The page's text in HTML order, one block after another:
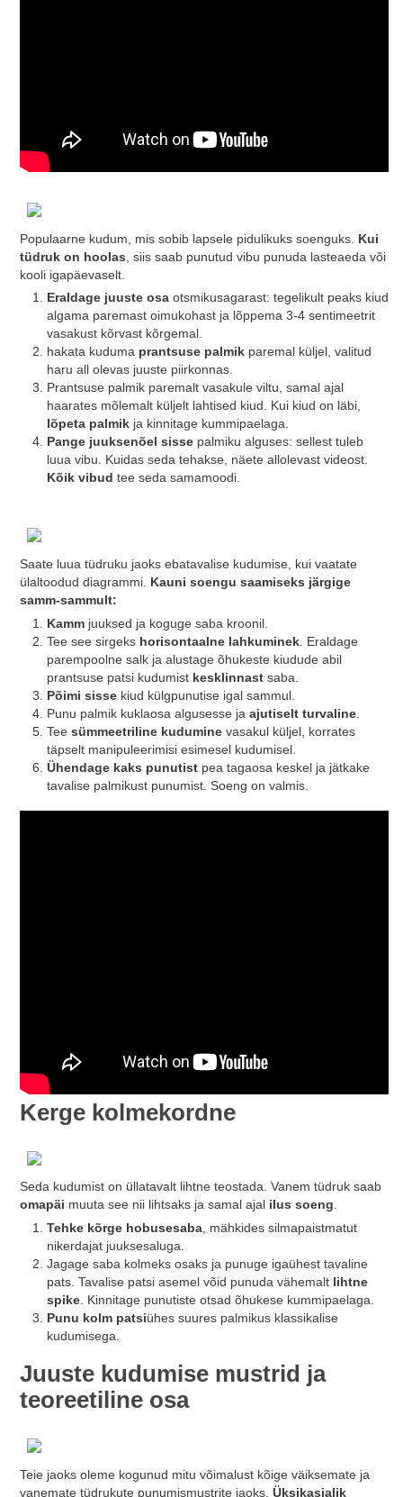
Populaarne kudum, mis sobib lapsele pidulikuks soenguks. Kui
tüdruk on hoolas , siis saab punutud vibu punuda lasteaeda või
kooli igapäevaselt.
Eraldage juuste osa otsmikusagarast: tegelikult peaks kiud
algama paremast oimukohast ja lõppema 3-4 sentimeetrit
vasakust kõrvast kõrgemal.
hakata kuduma prantsuse palmik paremal küljel, valitud
haru all olevas juuste piirkonnas.
Prantsuse palmik paremalt vasakule viltu, samal ajal
haarates mõlemalt küljelt lahtised kiud. Kui kiud on läbi,
lõpeta palmik ja kinnitage kummipaelaga.
Pange juuksenõel sisse palmiku alguses: sellest tuleb
luua vibu. Kuidas seda tehakse, näete allolevast videost.
Kõik vibud tee seda samamoodi.
Saate luua tüdruku jaoks ebatavalise kudumise, kui vaatate
ülaltoodud diagrammi. Kauni soengu saamiseks järgige
samm-sammult:
Kamm juuksed ja koguge saba kroonil.
Tee see sirgeks horisontaalne lahkuminek . Eraldage
parempoolne salk ja alustage õhukeste kiudude abil
prantsuse patsi kudumist kesklinnast saba.
Põimi sisse kiud külgpunutise igal sammul.
Punu palmik kuklaosa algusesse jaajutiselt turvaline
Teesümmeetriline kudumine vasakul küljel, korrates
täpselt manipuleerimisi esimesel kudumisel.
Ühendage kaks punutist pea tagaosa keskel ja jätkake
tavalise palmikust punumist. Soeng on valmis.
Kerge kolmekordne
Seda kudumist on üllatavalt lihtne teostada. Vanem tüdruk saab
omapäi muuta see nii lihtsaks ja samal ajal ilus soeng.
Tehke kõrge hobusesaba , mähkides silmapaistmatut
nikerdajat juuksesaluga.
Jagage saba kolmeks osaks ja punuge igaühest tavaline
pats. Tavalise patsi asemel võid punuda vähemalt lihtne
spike . Kinnitage punutiste otsad õhukese kummipaelaga.
Punu kolm patsiühes suures palmikus klassikalise
kudumisega.
Juuste kudumise mustrid ja
teoreetiline osa
Teie jaoks oleme kogunud mitu võimalust kõige väiksemate ja
vanemate tüdrukute punumismustrite jaoks. Üksikasjalik